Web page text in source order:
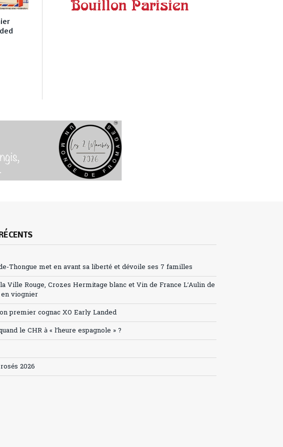
de-Thongue met en avant sa liberté et dévoile ses 7 familles
Ville Rouge, Crozes Hermitage blanc et Vin de France L’Aulin de
viognier
premier cognac XO Early Landed
le CHR à « l’heure espagnole » ?
2026